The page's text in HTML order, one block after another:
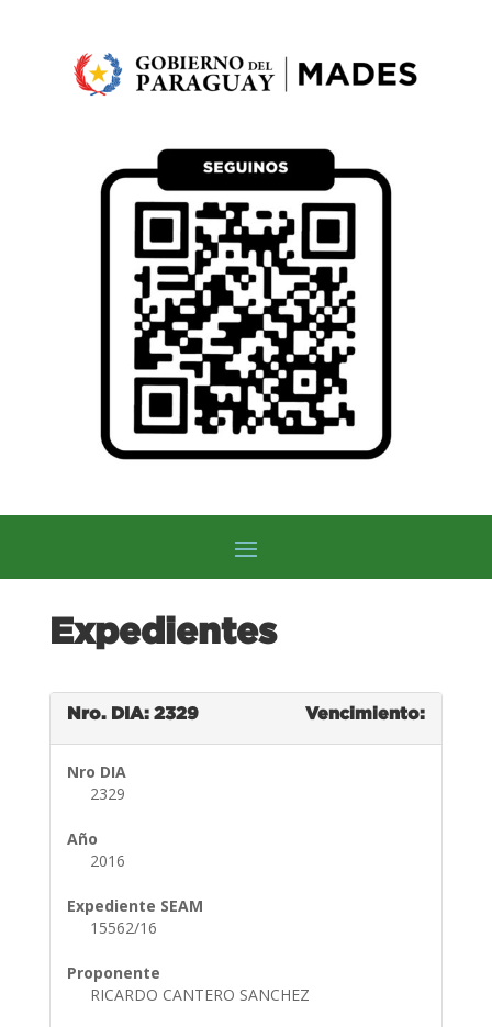
Expedientes
Nro. DIA: 2329 Vencimiento:
Nro DIA
2329
Año
2016
Expediente SEAM
15562/16
Proponente
RICARDO CANTERO SANCHEZ